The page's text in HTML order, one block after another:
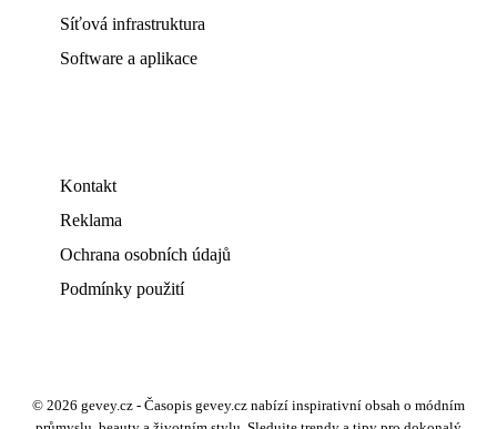
Síťová infrastruktura
Software a aplikace
Kontakt
Reklama
Ochrana osobních údajů
Podmínky použití
© 2026 gevey.cz - Časopis gevey.cz nabízí inspirativní obsah o módním